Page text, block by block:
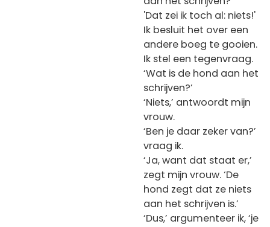
'Dat zei ik toch al: niets!'
Ik besluit het over een
andere boeg te gooien.
Ik stel een tegenvraag.
‘Wat is de hond aan het
schrijven?’
‘Niets,’ antwoordt mijn
vrouw.
‘Ben je daar zeker van?’
vraag ik.
‘Ja, want dat staat er,’
zegt mijn vrouw. ‘De
hond zegt dat ze niets
aan het schrijven is.’
‘Dus,’ argumenteer ik, ‘je